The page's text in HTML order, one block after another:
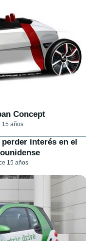
Concept
15 años
interés en el
15 años